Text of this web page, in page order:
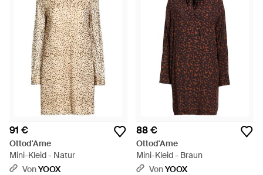
91 €
Ottod'Ame
Mini-Kleid - Natur
VonYOOX
88 €
Ottod'Ame
Mini-Kleid - Braun
VonYOOX